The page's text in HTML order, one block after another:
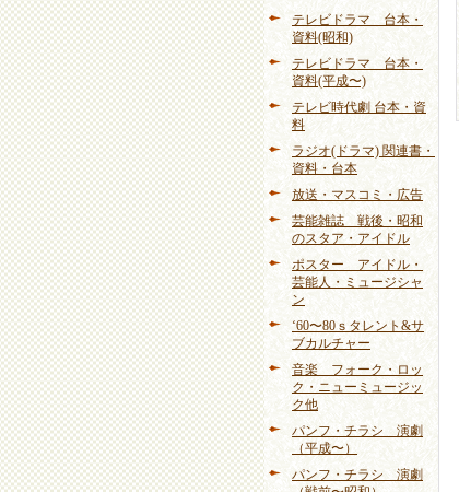
テレビドラマ 台本・
資料(昭和)
テレビドラマ 台本・
資料(平成〜)
テレビ時代劇 台本・資
料
ラジオ(ドラマ) 関連書・
資料・台本
放送・マスコミ・広告
芸能雑誌 戦後・昭和
のスタア・アイドル
ポスター アイドル・
芸能人・ミュージシャ
ン
‘60〜80ｓタレント&サ
ブカルチャー
音楽 フォーク・ロッ
ク・ニューミュージッ
ク他
パンフ・チラシ 演劇
（平成〜）
パンフ・チラシ 演劇